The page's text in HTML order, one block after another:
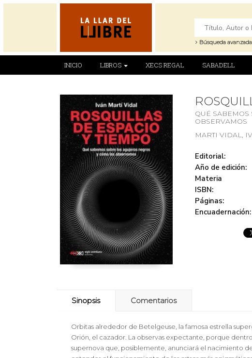
Búsqueda avanzada
INICIO LIBROS XECS REGAL SABADELL
QUÉ SABEMOS
OBSERVAMOS
MARTI VIDAL,
Editorial:
Año de edición:
Materia
ISBN:
Páginas:
Encuadernación:
Sinopsis Comentarios
Orbitas alrededor de Betelgeuse, la famosa estrella
Orión, el cazador. La observas expectante, porque
supernova que, posiblemente, anunciará el nacimiento